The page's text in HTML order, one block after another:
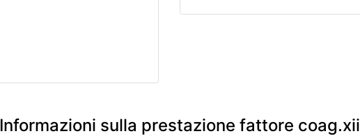
Informazioni sulla prestazione fattore coag.xii